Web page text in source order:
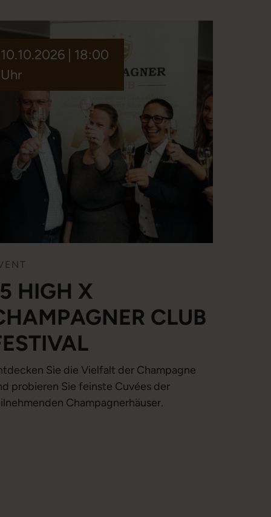
10.10.2026 | 18:00
Uhr
HIGH X
CLUB
Sie die Vielfalt der Champagne
probieren Sie feinste Cuvées der
Champagnerhäuser.